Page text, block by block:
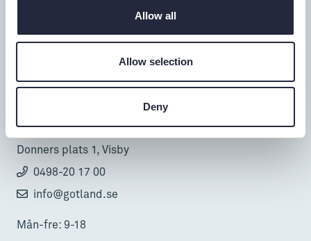
Allow all
Allow selection
Deny
Donnerska huset
Donners plats 1, Visby
0498-20 17 00
info@gotland.se
Mån-fre: 9-18